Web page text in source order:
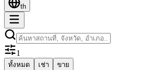
th
1
ทั้งหมด เช่า ขาย